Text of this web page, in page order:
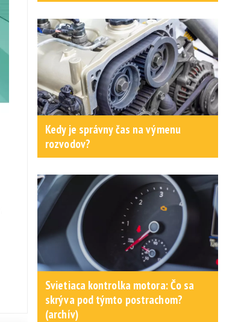
Kedy je správny čas na výmenu
rozvodov?
Svietiaca kontrolka motora: Čo sa
skrýva pod týmto postrachom?
(archív)